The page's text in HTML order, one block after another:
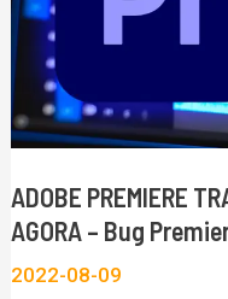
ADOBE PREMIERE
AGORA – Bug
2022-08-09
MEIO
DA
EDICAO,
E
–
Bug
Premiere